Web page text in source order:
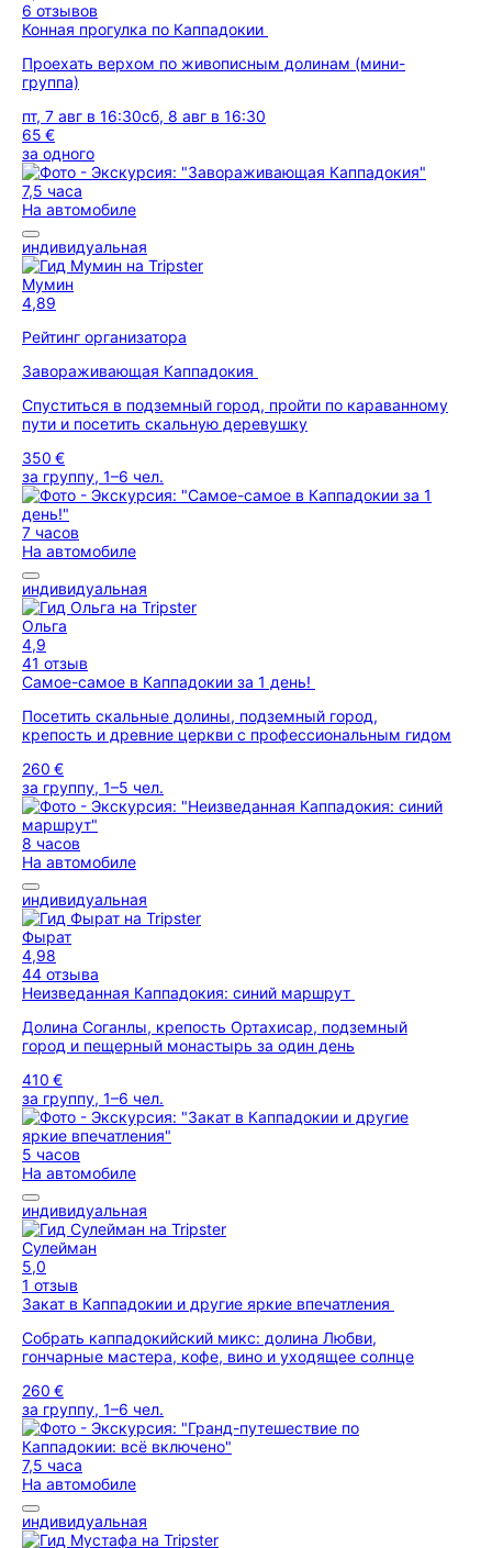
6 отзывов
Конная прогулка по Каппадокии
Проехать верхом по живописным долинам (мини-
группа)
пт, 7 авг в 16:30сб, 8 авг в 16:30
65 €
за одного
7,5 часа
На автомобиле
индивидуальная
Мумин
4,89
Рейтинг организатора
Завораживающая Каппадокия
Спуститься в подземный город, пройти по караванному
пути и посетить скальную деревушку
350 €
за группу, 1–6 чел.
7 часов
На автомобиле
индивидуальная
Ольга
4,9
41 отзыв
Самое-самое в Каппадокии за 1 день!
Посетить скальные долины, подземный город,
крепость и древние церкви с профессиональным гидом
260 €
за группу, 1–5 чел.
8 часов
На автомобиле
индивидуальная
Фырат
4,98
44 отзыва
Неизведанная Каппадокия: синий маршрут
Долина Соганлы, крепость Ортахисар, подземный
город и пещерный монастырь за один день
410 €
за группу, 1–6 чел.
5 часов
На автомобиле
индивидуальная
Сулейман
5,0
1 отзыв
Закат в Каппадокии и другие яркие впечатления
Собрать каппадокийский микс: долина Любви,
гончарные мастера, кофе, вино и уходящее солнце
260 €
за группу, 1–6 чел.
7,5 часа
На автомобиле
индивидуальная